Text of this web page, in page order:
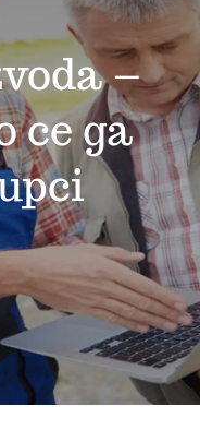
nama
Shop
Korpa
–
ce ga